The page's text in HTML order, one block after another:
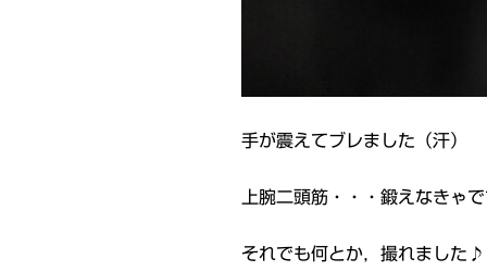
手が震えてブレました（汗）
上腕二頭筋・・・鍛えなきゃ
それでも何とか，撮れました♪